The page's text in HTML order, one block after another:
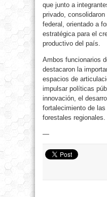
que junto a
privado,
federal, orientado a
estratégica para el
productivo del país.
Ambos funcionarios
destacaron la
espacios de
impulsar políticas
innovación, el
fortalecimiento de
forestales regionales.
—